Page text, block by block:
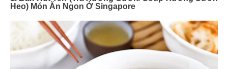
Heo) Món Ăn Ngon Ở Singapore